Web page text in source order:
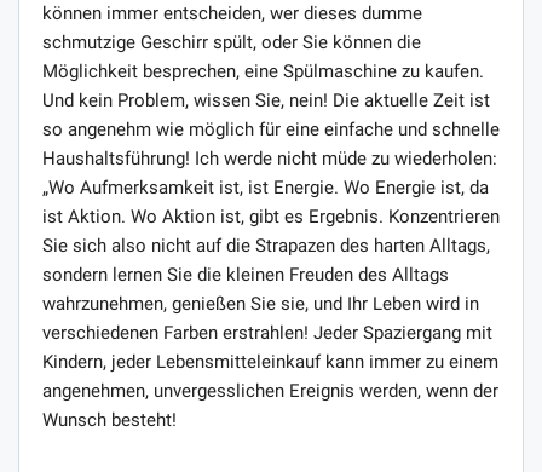
können immer entscheiden, wer dieses dumme
schmutzige Geschirr spült, oder Sie können die
Möglichkeit besprechen, eine Spülmaschine zu kaufen.
Und kein Problem, wissen Sie, nein! Die aktuelle Zeit ist
so angenehm wie möglich für eine einfache und schnelle
Haushaltsführung! Ich werde nicht müde zu wiederholen:
„Wo Aufmerksamkeit ist, ist Energie. Wo Energie ist, da
ist Aktion. Wo Aktion ist, gibt es Ergebnis. Konzentrieren
Sie sich also nicht auf die Strapazen des harten Alltags,
sondern lernen Sie die kleinen Freuden des Alltags
wahrzunehmen, genießen Sie sie, und Ihr Leben wird in
verschiedenen Farben erstrahlen! Jeder Spaziergang mit
Kindern, jeder Lebensmitteleinkauf kann immer zu einem
angenehmen, unvergesslichen Ereignis werden, wenn der
Wunsch besteht!